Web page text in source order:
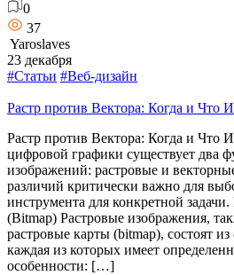
0
37
Yaroslaves
23 декабря
#Статьи #Веб-дизайн
Растр против Вектора: Когда и Что
Растр против Вектора: Когда и Что
цифровой графики существует два
изображений: растровые и
различий критически важно для
инструмента для конкретной
(Bitmap) Растровые изображения,
растровые карты (bitmap), состоят
каждая из которых имеет
особенности: […]